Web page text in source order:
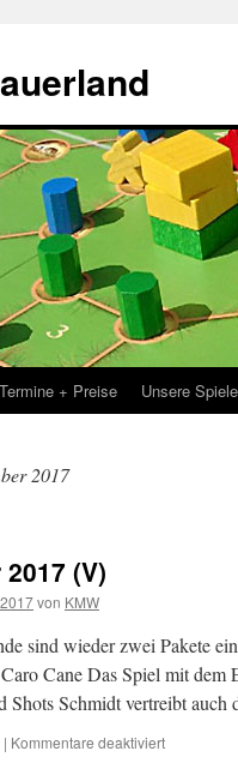
Termine + Preise Unsere Spiele
2017
(V)
von KMW
sind wieder zwei Pakete
Cane Das Spiel mit
Shots Schmidt vertreibt
| Kommentare deaktiviertfür